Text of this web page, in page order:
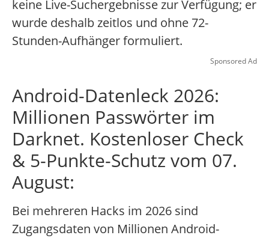
keine Live-Suchergebnisse zur Verfügung; er
wurde deshalb zeitlos und ohne 72-
Stunden-Aufhänger formuliert.
Sponsored Ad
Android-Datenleck 2026:
Millionen Passwörter im
Darknet. Kostenloser Check
& 5-Punkte-Schutz vom 07.
August:
Bei mehreren Hacks im 2026 sind
Zugangsdaten von Millionen Android-